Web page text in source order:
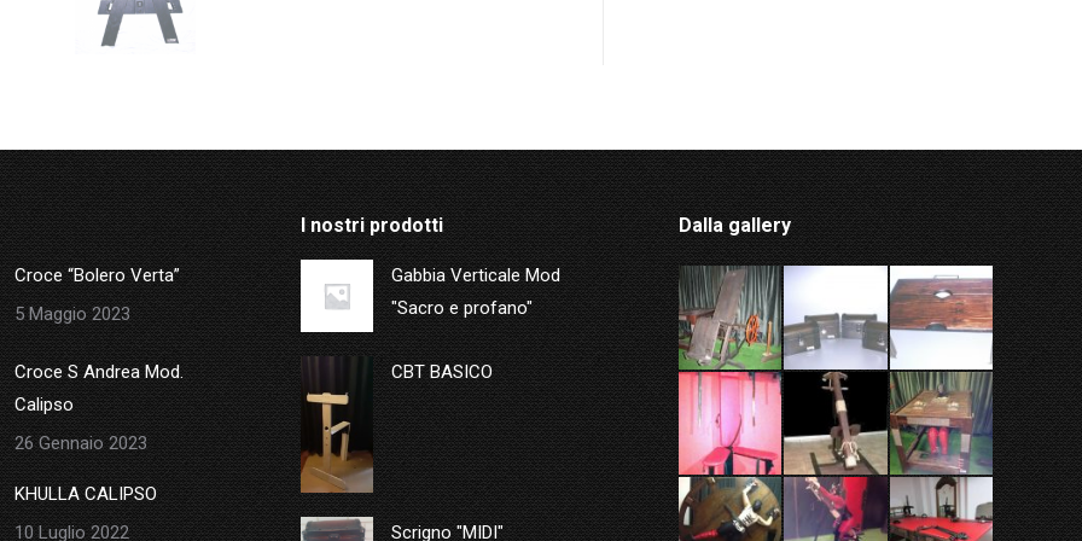
Croce “Bolero Verta”
5 Maggio 2023
Croce S Andrea Mod.
Calipso
26 Gennaio 2023
KHULLA CALIPSO
10 Luglio 2022
I nostri prodotti
Gabbia Verticale Mod
"Sacro e profano"
CBT BASICO
Scrigno "MIDI"
Dalla gallery